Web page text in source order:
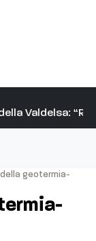
Valdelsa:
della geotermia-